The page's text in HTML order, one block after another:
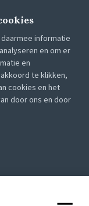
informatie
en om er
en
te klikken,
cookies en het
door ons en door